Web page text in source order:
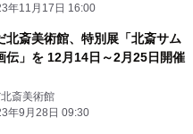
年11月17日 16:00
北斎美術館、特別展「北斎サム
伝」を 12月14日～2月25日開催
斎美術館
年9月28日 09:30